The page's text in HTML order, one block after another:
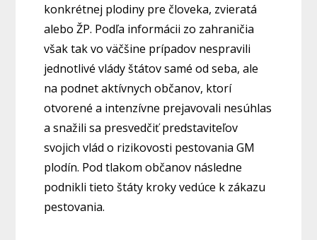
konkrétnej plodiny pre človeka, zvieratá
alebo ŽP. Podľa informácii zo zahraničia
však tak vo väčšine prípadov nespravili
jednotlivé vlády štátov samé od seba, ale
na podnet aktívnych občanov, ktorí
otvorené a intenzívne prejavovali nesúhlas
a snažili sa presvedčiť predstaviteľov
svojich vlád o rizikovosti pestovania GM
plodín. Pod tlakom občanov následne
podnikli tieto štáty kroky vedúce k zákazu
pestovania.